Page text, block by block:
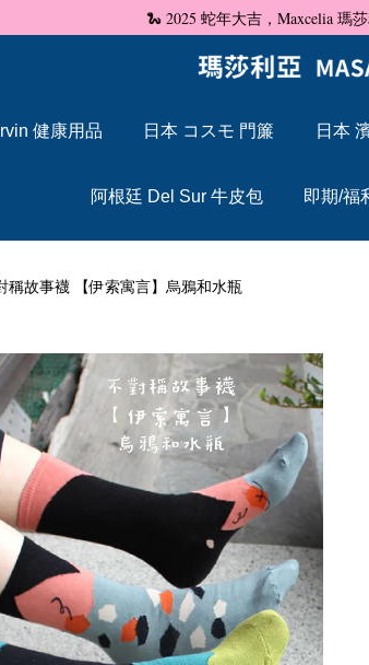
🐍 2025 蛇年大吉，Maxcelia 瑪莎利亞 蛇
健康用品 日本 コスモ 門簾 日本
阿根廷 Del Sur 牛皮包 即期/福
稱故事襪 【伊索寓言】烏鴉和水瓶
您的購物車目前